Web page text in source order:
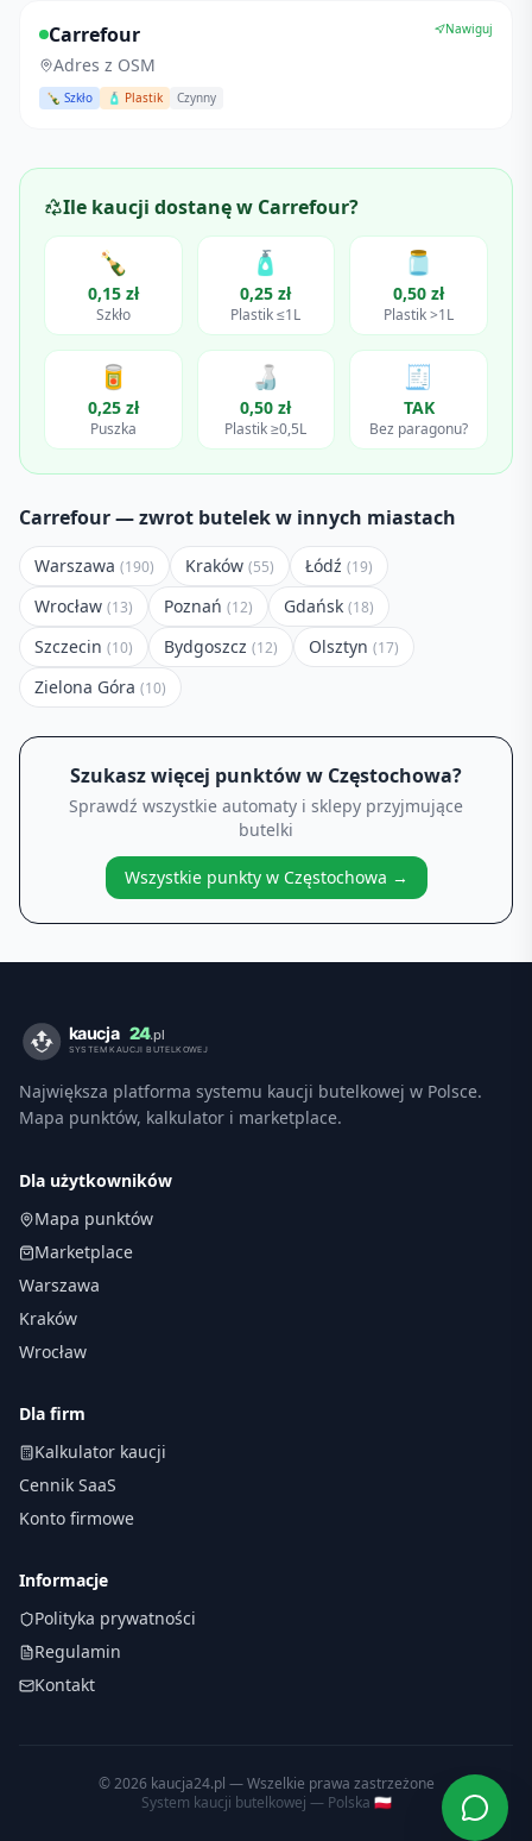
Carrefour
Adres z OSM
🍾 Szkło 🧴 Plastik Czynny
Nawiguj
Ile kaucji dostanę w Carrefour?
🍾
0,15 zł
Szkło
🧴
0,25 zł
Plastik ≤1L
🫙
0,50 zł
Plastik >1L
🥫
0,25 zł
Puszka
🍶
0,50 zł
Plastik ≥0,5L
🧾
TAK
Bez paragonu?
Carrefour— zwrot butelek w innych miastach
Warszawa (190) Kraków (55) Łódź (19)
Wrocław (13) Poznań (12) Gdańsk (18)
Szczecin (10) Bydgoszcz (12) Olsztyn (17)
Zielona Góra (10)
Szukasz więcej punktów w Częstochowa?
Sprawdź wszystkie automaty i sklepy przyjmujące
butelki
Wszystkie punkty w Częstochowa →
Największa platforma systemu kaucji butelkowej w Polsce.
Mapa punktów, kalkulator i marketplace.
Dla użytkowników
Mapa punktów
Marketplace
Warszawa
Kraków
Wrocław
Dla firm
Kalkulator kaucji
Cennik SaaS
Konto firmowe
Informacje
Polityka prywatności
Regulamin
Kontakt
©2026 kaucja24.pl — Wszelkie prawa zastrzeżone
System kaucji butelkowej — Polska 🇵🇱